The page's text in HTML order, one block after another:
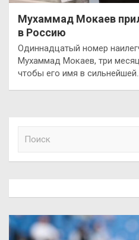
Мухаммад Мокаев
в Россию
Одиннадцатый номер
Мухаммад Мокаев, три
чтобы его имя в сильнейшей…